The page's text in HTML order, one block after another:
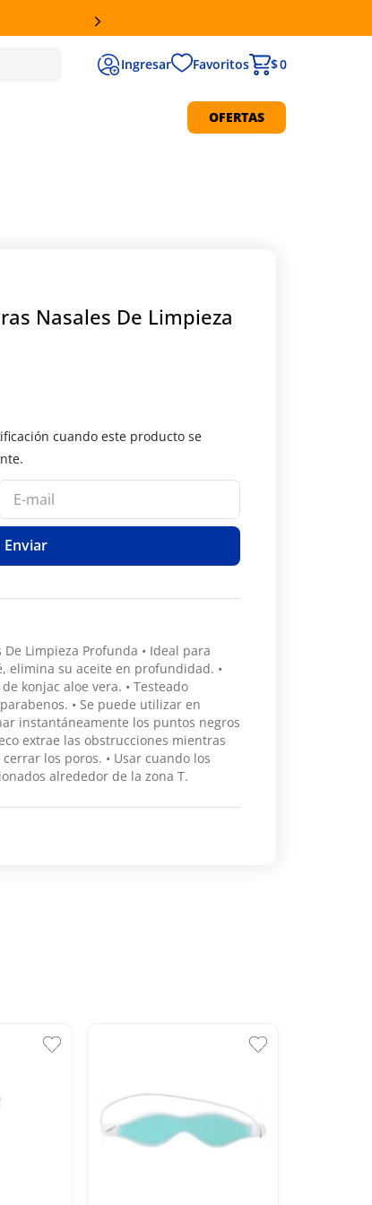
Favoritos $ 0
OFERTAS
Nasales De Limpieza
Enviar
Limpieza Profunda • Ideal para
elimina su aceite en profundidad. •
konjac aloe vera. • Testeado
• Se puede utilizar en
instantáneamente los puntos negros
extrae las obstrucciones mientras
los poros. • Usar cuando los
alrededor de la zona T.